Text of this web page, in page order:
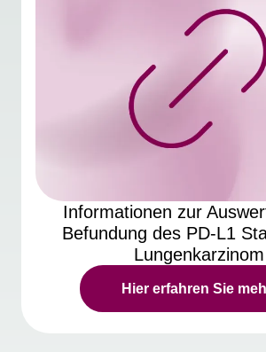
Informationen zur
Befundung des PD-L1
Lungenkarzinom
Hier erfahren Sie